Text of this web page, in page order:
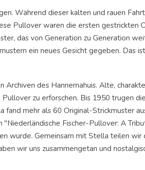
Während dieser kalten und rauen
Pullover waren die ersten gestrickten
das von Generation zu Generation
ein neues Gesicht gegeben. Das
des Hannemahuis. Alte,
zu erforschen. Bis 1950 trugen die
fand mehr als 60 Original-Strickmuster
Fischer-Pullover: A
wurde. Gemeinsam mit Stella teilen wir
wir uns zusammengetan und